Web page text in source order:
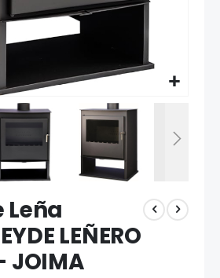
Leña
LEÑERO
JOIMA